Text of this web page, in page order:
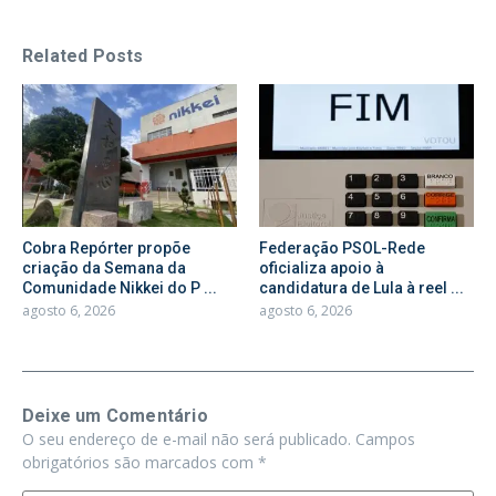
Related Posts
Cobra Repórter propõe
criação da Semana da
Comunidade Nikkei do P ...
agosto 6, 2026
Federação PSOL-Rede
oficializa apoio à
candidatura de Lula à reel ...
agosto 6, 2026
Deixe um Comentário
O seu endereço de e-mail não será publicado. Campos
obrigatórios são marcados com *